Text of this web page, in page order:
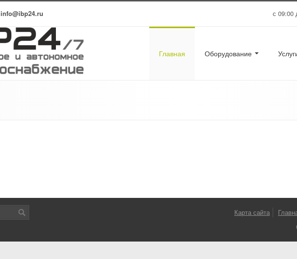
info@ibp24.ru с 09:00
Главная Оборудование
Карта сайта